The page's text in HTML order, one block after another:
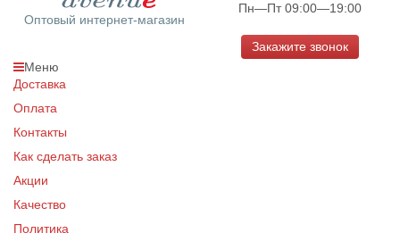
Оптовый интернет-магазин
Пн—Пт 09:00—19:00
Закажите звонок
Меню
Доставка
Оплата
Контакты
Как сделать заказ
Акции
Качество
Политика